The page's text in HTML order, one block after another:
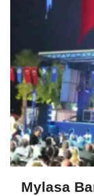
Mylasa